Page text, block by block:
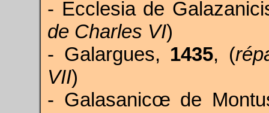
- Ecclesia de
de Charles VI)
- Galargues, 1435, (
VII)
- Galasanicœ de